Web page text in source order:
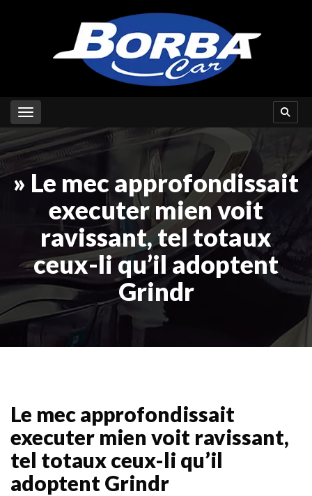
Toggle navigation
» Le mec approfondissait
executer mien voit
ravissant, tel totaux
ceux-li qu’il adoptent
Grindr
Le mec approfondissait
executer mien voit ravissant,
tel totaux ceux-li qu’il
adoptent Grindr